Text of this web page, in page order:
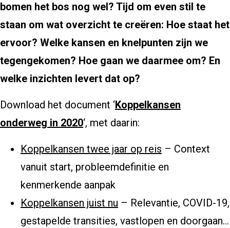
bomen het bos nog wel? Tijd om even stil te
staan om wat overzicht te creëren: Hoe staat het
ervoor? Welke kansen en knelpunten zijn we
tegengekomen? Hoe gaan we daarmee om? En
welke inzichten levert dat op?
Download het document ‘Koppelkansen
onderweg in 2020‘, met daarin:
Koppelkansen twee jaar op reis – Context
vanuit start, probleemdefinitie en
kenmerkende aanpak
Koppelkansen juist nu – Relevantie, COVID-19,
gestapelde transities, vastlopen en doorgaan…